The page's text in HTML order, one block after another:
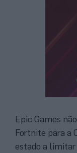
Epic Games
Fortnite para a
estado a limitar